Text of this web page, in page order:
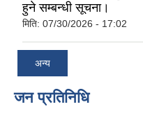
हुने सम्बन्धी सूचना।
मिति: 07/30/2026 - 17:02
अन्य
जन प्रतिनिधि